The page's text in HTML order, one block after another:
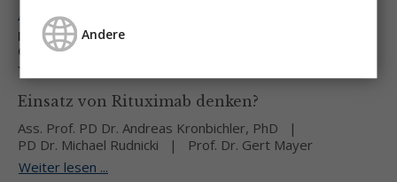
Ausgabe 5/13
Minimal Change Nephropathie und fokale segmentale
Glomerulosklerose
Wann sollen wir bei Erwachsenen an den
Einsatz von Rituximab denken?
Ass. Prof. PD Dr. Andreas Kronbichler, PhD
PD Dr. Michael Rudnicki
Prof. Dr. Gert Mayer
Weiter lesen ...
Andere